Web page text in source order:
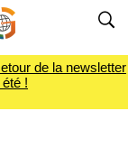
de la newsletter
!